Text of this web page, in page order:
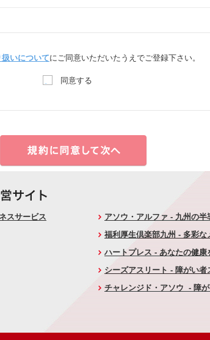
いについてにご同意いただいたうえでご登録下さい。
同意する
スサービス
アソウ・アルファ - 九州の
福利厚生倶楽部九州 - 多彩
ハートプレス - あなたの健康
シーズアスリート - 障がい
チャレンジド・アソウ - 障